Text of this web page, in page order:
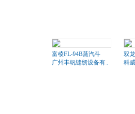
富棱FL-94B蒸汽斗
广州丰帆缝纫设备有..
双
科